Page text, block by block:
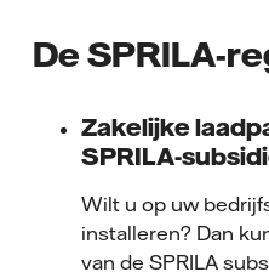
De SPRILA-
Zakelijke
SPRILA-
Wilt u op uw
installeren? Dan
van de SPRILA